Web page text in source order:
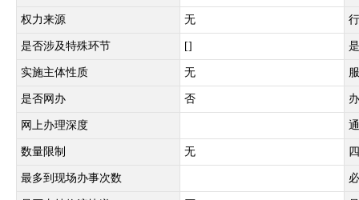
权力来源 无
是否涉及特殊环节 []
实施主体性质 无
是否网办 否
网上办理深度
数量限制 无
最多到现场办事次数